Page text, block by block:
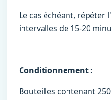
Le cas échéant, répéter
intervalles de 15-20
Conditionnement :
Bouteilles contenant